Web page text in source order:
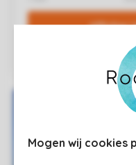
Mogen wij cookies